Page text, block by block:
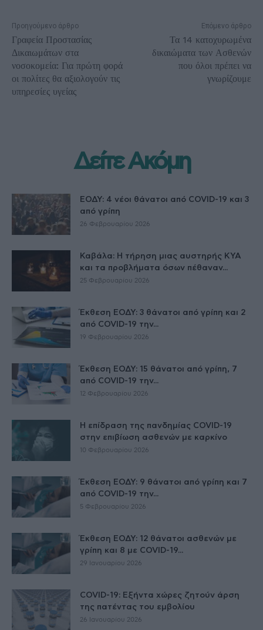
Προηγούμενο άρθρο
Γραφεία Προστασίας
Δικαιωμάτων στα
νοσοκομεία: Για πρώτη φορά
οι πολίτες θα αξιολογούν τις
υπηρεσίες υγείας
Επόμενο άρθρο
Τα 14 κατοχυρωμένα
δικαιώματα των Ασθενών
που όλοι πρέπει να
γνωρίζουμε
Δείτε Ακόμη
ΕΟΔΥ: 4 νέοι θάνατοι από COVID-19 και 3
από γρίπη
26 Φεβρουαρίου 2026
Καβάλα: Η τήρηση μιας αυστηρής ΚΥΑ
και τα προβλήματα όσων πέθαναν...
25 Φεβρουαρίου 2026
Έκθεση ΕΟΔΥ: 3 θάνατοι από γρίπη και 2
από COVID-19 την...
19 Φεβρουαρίου 2026
Έκθεση ΕΟΔΥ: 15 θάνατοι από γρίπη, 7
από COVID-19 την...
12 Φεβρουαρίου 2026
Η επίδραση της πανδημίας COVID-19
στην επιβίωση ασθενών με καρκίνο
10 Φεβρουαρίου 2026
Έκθεση ΕΟΔΥ: 9 θάνατοι από γρίπη και 7
από COVID-19 την...
5 Φεβρουαρίου 2026
Έκθεση ΕΟΔΥ: 12 θάνατοι ασθενών με
γρίπη και 8 με COVID-19...
29 Ιανουαρίου 2026
COVID-19: Εξήντα χώρες ζητούν άρση
της πατέντας του εμβολίου
26 Ιανουαρίου 2026